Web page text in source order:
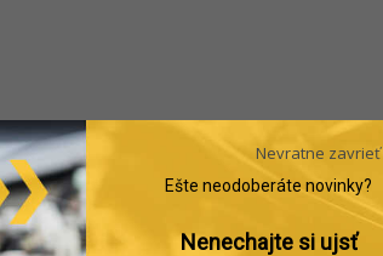
Nevratne zavrieť
Ešte neodoberáte novinky?
Nenechajte si ujsť